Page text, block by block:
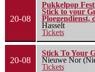
20-08
Pukkelpop
Stick to your
Ploegendienst,
Hasselt
Tickets
20-08
Stick To Your
Nieuwe Nor
Tickets